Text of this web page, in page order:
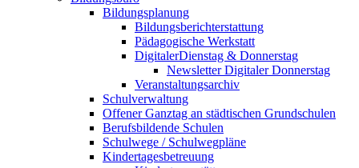
Bildungsplanung
Bildungsberichterstattung
Pädagogische Werkstatt
DigitalerDienstag & Donnerstag
Newsletter Digitaler Donnerstag
Veranstaltungsarchiv
Schulverwaltung
Offener Ganztag an städtischen Grundschulen
Berufsbildende Schulen
Schulwege / Schulwegpläne
Kindertagesbetreuung